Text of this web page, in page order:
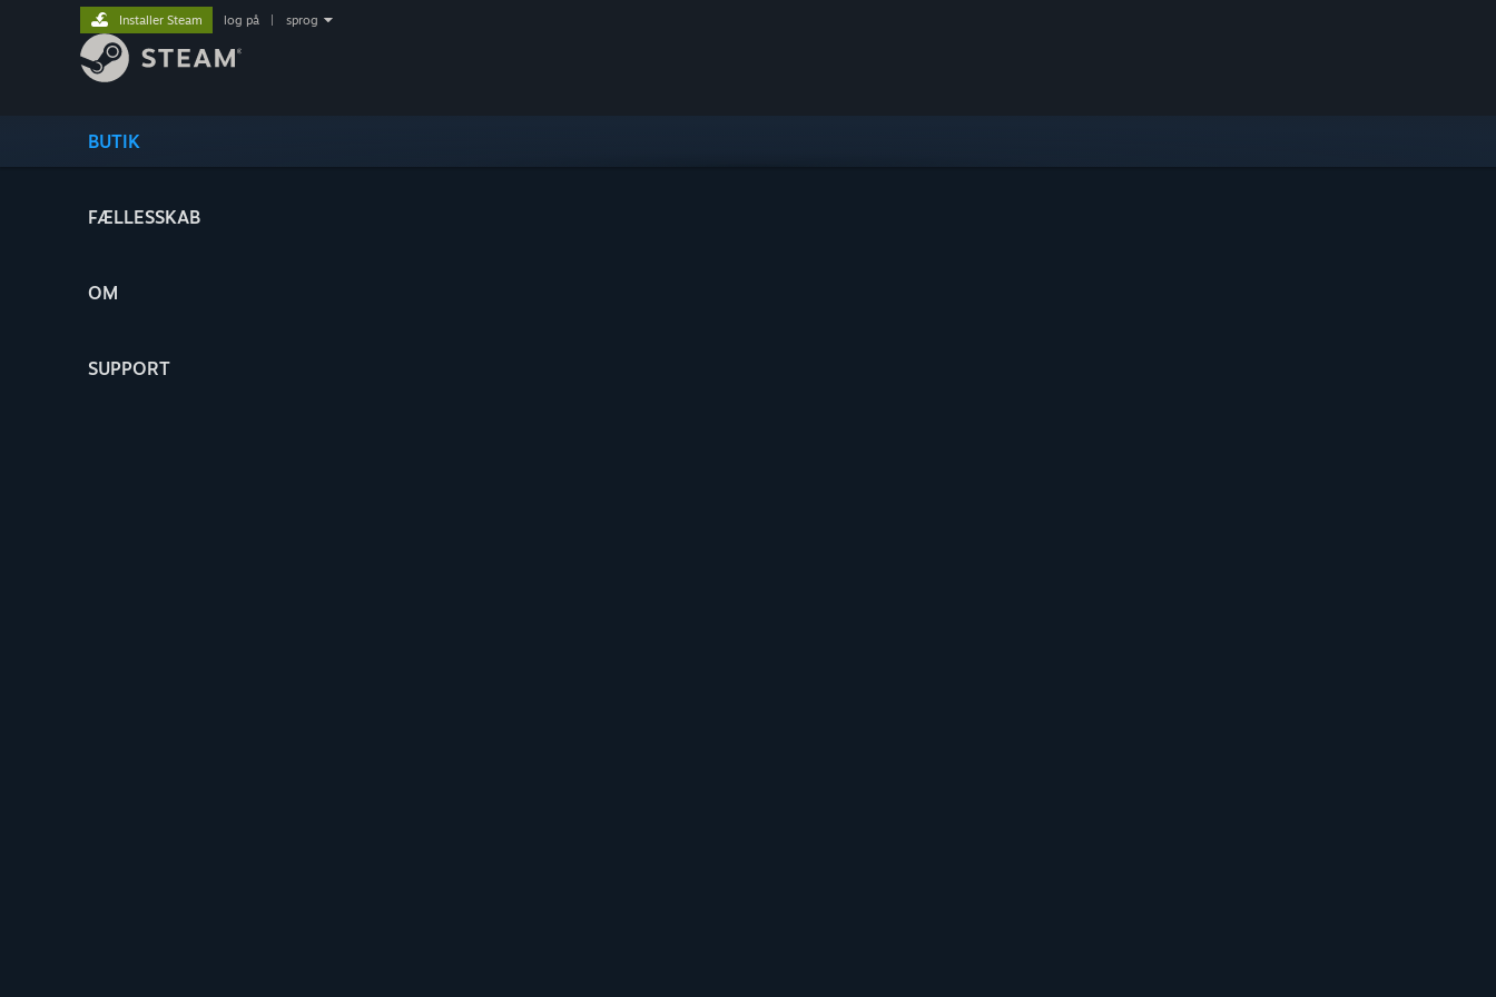
BUTIK
FÆLLESSKAB
OM
SUPPORT
Installer Steam log på sprog